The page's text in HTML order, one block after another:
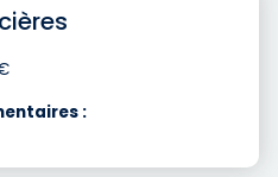
: